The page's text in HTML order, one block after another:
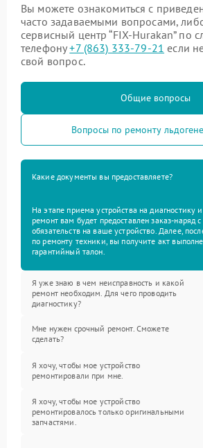
Вы можете ознакомиться с
часто задаваемыми вопросами,
сервисный центр “FIX-Hurakan” по
телефону+7 (863) 333-79-21 если
свой вопрос.
Общие вопросы
Вопросы по ремонту
Какие документы вы предоставляете?
На этапе приема устройства на диагностику
ремонт вам будет предоставлен заказ-наряд
обязательств на ваше устройство. Далее,
по ремонту техники, вы получите акт
гарантийный талон.
Я уже знаю в чем неисправность и какой
ремонт необходим. Для чего проводить
диагностику?
Мне нужен срочный ремонт. Сможете
сделать?
Я хочу, чтобы мое устройство
ремонтировали при мне.
Я хочу, чтобы мое устройство
ремонтировалось только оригинальными
запчастями.